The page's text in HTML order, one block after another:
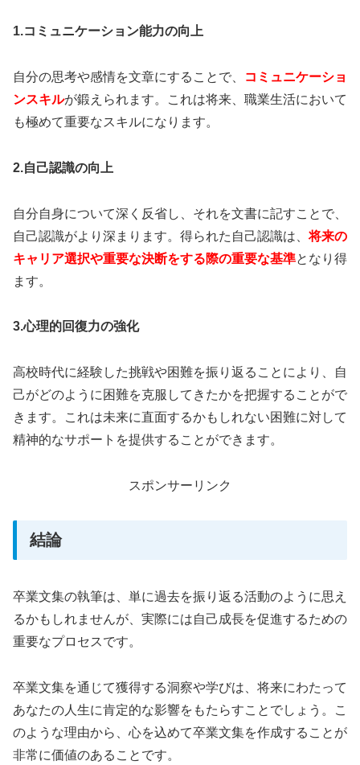
1.コミュニケーション能力の向上
自分の思考や感情を文章にすることで、
コミュニケーショ
ンスキルが鍛えられます。これは将来、職業生活において
も極めて重要なスキルになります。
2.自己認識の向上
自分自身について深く反省し、それを文書に記すことで、
自己認識がより深まります。得られた自己認識は、将来の
キャリア選択や重要な決断をする際の重要な基準となり得
ます。
3.心理的回復力の強化
高校時代に経験した挑戦や困難を振り返ることにより、自
己がどのように困難を克服してきたかを把握することがで
きます。これは未来に直面するかもしれない困難に対して
精神的なサポートを提供することができます。
スポンサーリンク
結論
卒業文集の執筆は、単に過去を振り返る活動のように思え
るかもしれませんが、実際には自己成長を促進するための
重要なプロセスです。
卒業文集を通じて獲得する洞察や学びは、将来にわたって
あなたの人生に肯定的な影響をもたらすことでしょう。こ
のような理由から、心を込めて卒業文集を作成することが
非常に価値のあることです。